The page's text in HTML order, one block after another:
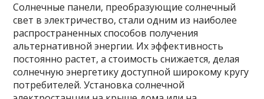
Солнечные панели, преобразующие солнечный
свет в электричество, стали одним из наиболее
распространенных способов получения
альтернативной энергии. Их эффективность
постоянно растет, а стоимость снижается, делая
солнечную энергетику доступной широкому кругу
потребителей. Установка солнечной